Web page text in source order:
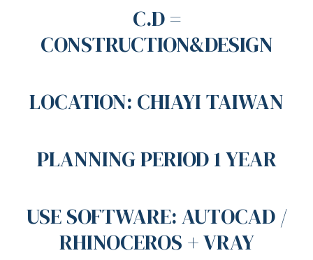
C.D =
CONSTRUCTION&DESIGN
LOCATION: CHIAYI TAIWAN
PLANNING PERIOD 1 YEAR
USE SOFTWARE: AUTOCAD /
RHINOCEROS + VRAY